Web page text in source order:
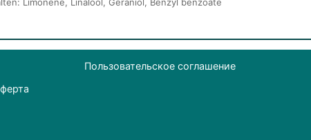
Limonene, Linalool, Geraniol, Benzyl benzoate
Пользовательское соглашение